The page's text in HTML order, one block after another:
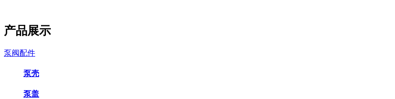
产品展示
泵阀配件
泵壳
泵盖